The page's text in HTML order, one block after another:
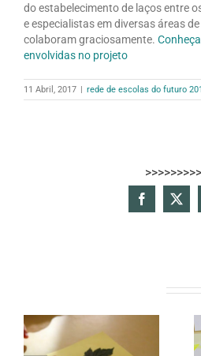
do estabelecimento de laços entre
e especialistas em diversas áreas
colaboram graciosamente.
envolvidas no projeto
11 Abril, 2017 | rede de escolas do futuro
Facebook
X